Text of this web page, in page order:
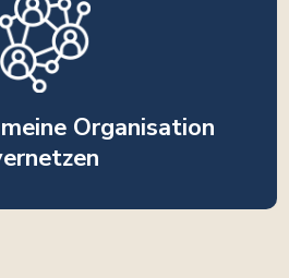
Organisation